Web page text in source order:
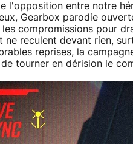
l'opposition entre notre
Gearbox parodie
compromissions pour
ne reculent devant rien,
reprises, la
de tourner en dérision le